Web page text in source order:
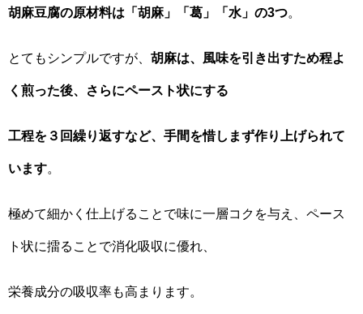
胡麻豆腐の原材料は「胡麻」「葛」「水」の3つ
とてもシンプルですが、 胡麻は、風味を引き出すため程よ
く煎った後、さらにペースト状にする
工程を３回繰り返すなど、手間を惜しまず作り上げられて
います
極めて細かく仕上げることで味に一層コクを与え、ペース
ト状に擂ることで消化吸収に優れ、
栄養成分の吸収率も高まります。